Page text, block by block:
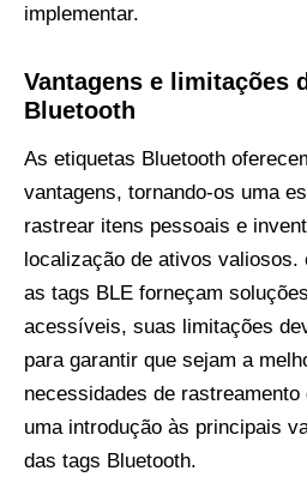
implementar.
Vantagens e limitações
Bluetooth
As etiquetas Bluetooth
vantagens, tornando-os uma
rastrear itens pessoais e
localização de ativos valiosos.
as tags BLE forneçam
acessíveis, suas limitações
para garantir que sejam a
necessidades de
uma introdução às principais
das tags Bluetooth.